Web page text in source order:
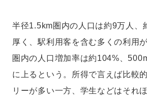
半径1.5km圏内の人口は約9万人、
厚く、駅利用客を含む多くの利用
圏内の人口増加率は約104%、
に上るという。所得で言えば比較
リーが多い一方、学生などはそれ